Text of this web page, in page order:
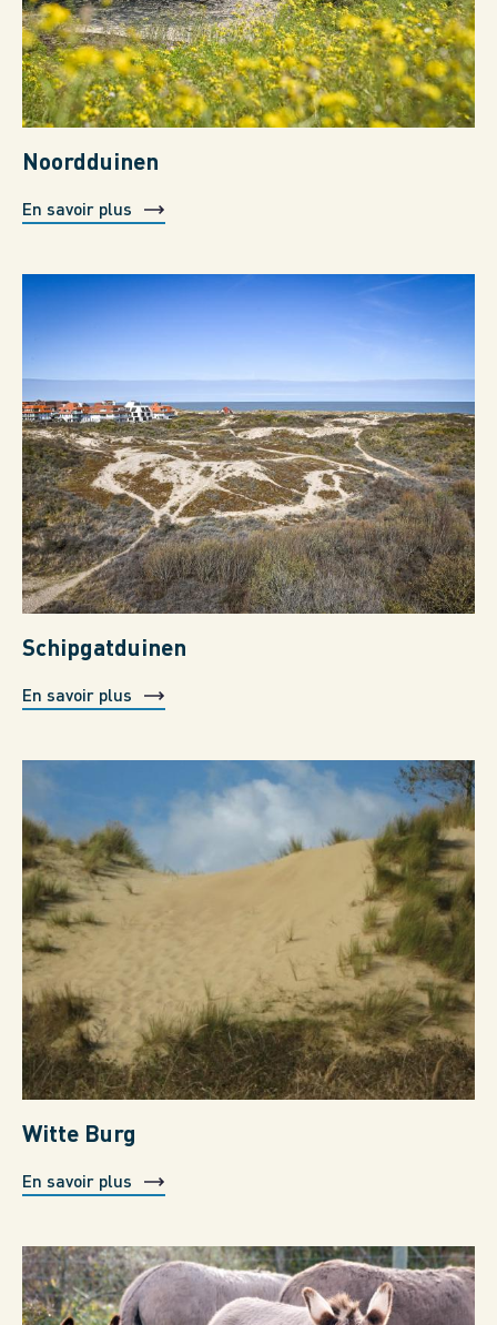
Noordduinen
En savoir plus
Schipgatduinen
En savoir plus
Witte Burg
En savoir plus